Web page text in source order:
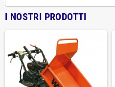
I NOSTRI PRODOTTI